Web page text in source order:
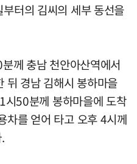
터의 김씨의 세부 동선을
께 충남 천안아산역에서
뒤 경남 김해시 봉하마을
시50분께 봉하마을에 도착
차를 얻어 타고 오후 4시께